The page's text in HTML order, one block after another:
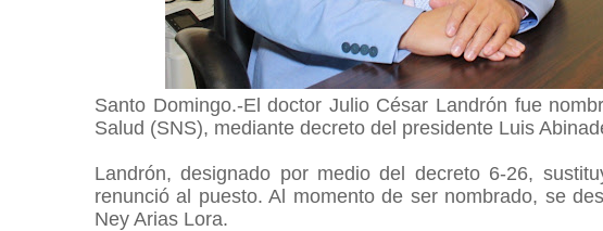
Santo Domingo.-El doctor Julio César Landrón fue
Salud (SNS), mediante decreto del presidente Luis
Landrón, designado por medio del decreto 6-26,
renunció al puesto. Al momento de ser nombrado, se
Ney Arias Lora.